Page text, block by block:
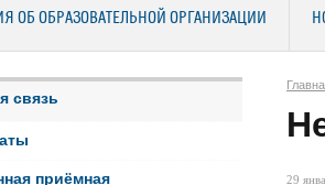
ОБ ОБРАЗОВАТЕЛЬНОЙ ОРГАНИЗАЦИИ
связь
приёмная 29